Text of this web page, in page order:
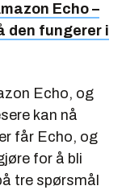
Echo –
den fungerer i
Echo, og
kan nå
får Echo, og
for å bli
tre spørsmål